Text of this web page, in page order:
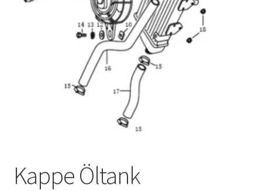
Kappe Öltank